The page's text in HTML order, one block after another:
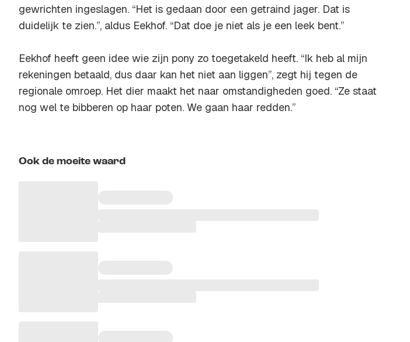
gewrichten ingeslagen. “Het is gedaan door een getraind jager. Dat is
duidelijk te zien.”, aldus Eekhof. “Dat doe je niet als je een leek bent.”
Eekhof heeft geen idee wie zijn pony zo toegetakeld heeft. “Ik heb al mijn
rekeningen betaald, dus daar kan het niet aan liggen”, zegt hij tegen de
regionale omroep. Het dier maakt het naar omstandigheden goed. “Ze staat
nog wel te bibberen op haar poten. We gaan haar redden.”
Ook de moeite waard